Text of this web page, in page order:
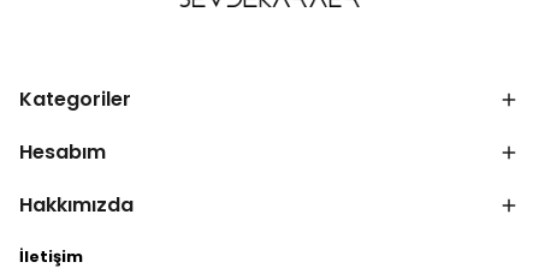
Kategoriler
Hesabım
Hakkımızda
İletişim